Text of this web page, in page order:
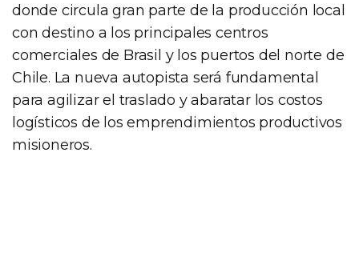
donde circula gran parte de la producción local
con destino a los principales centros
comerciales de Brasil y los puertos del norte de
Chile. La nueva autopista será fundamental
para agilizar el traslado y abaratar los costos
logísticos de los emprendimientos productivos
misioneros.